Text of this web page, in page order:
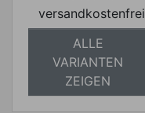
versandkostenfrei
ALLE
VARIANTEN
ZEIGEN